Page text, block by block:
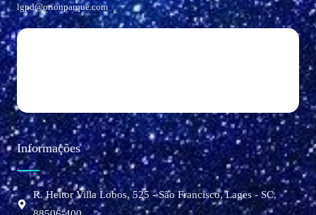
Informações
R. Heitor Villa Lobos, 525 - São Francisco, Lages - SC,
lgpd@orionparque.com